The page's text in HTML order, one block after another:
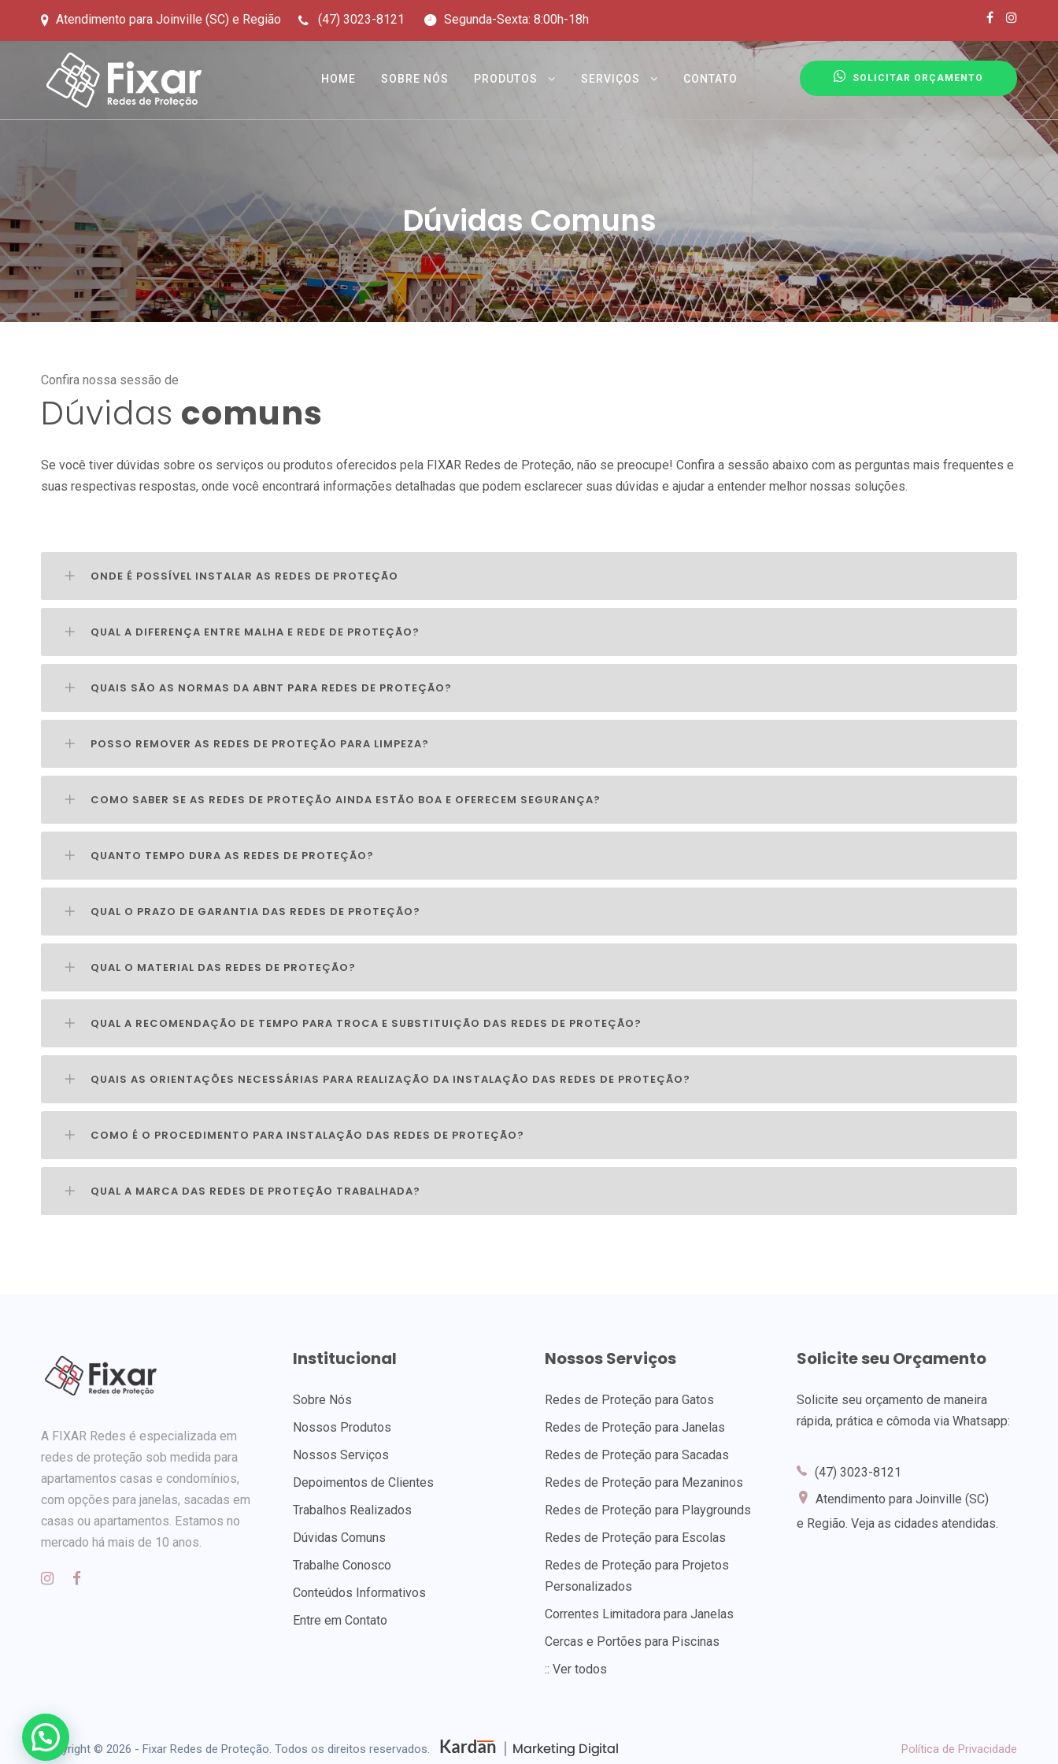
Atendimento para Joinville (SC) e Região (47) 3023-8121 Segunda-Sexta: 8:00h-18h
HOME SOBRE NÓS PRODUTOS SERVIÇOS CONTATO SOLICITAR ORÇAMENTO
Dúvidas Comuns
Confira nossa sessão de
Dúvidas comuns
Se você tiver dúvidas sobre os serviços ou produtos oferecidos pela FIXAR Redes de Proteção, não se preocupe! Confira a sessão abaixo com as perguntas mais frequentes e
suas respectivas respostas, onde você encontrará informações detalhadas que podem esclarecer suas dúvidas e ajudar a entender melhor nossas soluções.
ONDE É POSSÍVEL INSTALAR AS REDES DE PROTEÇÃO
QUAL A DIFERENÇA ENTRE MALHA E REDE DE PROTEÇÃO?
QUAIS SÃO AS NORMAS DA ABNT PARA REDES DE PROTEÇÃO?
POSSO REMOVER AS REDES DE PROTEÇÃO PARA LIMPEZA?
COMO SABER SE AS REDES DE PROTEÇÃO AINDA ESTÃO BOA E OFERECEM SEGURANÇA?
QUANTO TEMPO DURA AS REDES DE PROTEÇÃO?
QUAL O PRAZO DE GARANTIA DAS REDES DE PROTEÇÃO?
QUAL O MATERIAL DAS REDES DE PROTEÇÃO?
QUAL A RECOMENDAÇÃO DE TEMPO PARA TROCA E SUBSTITUIÇÃO DAS REDES DE PROTEÇÃO?
QUAIS AS ORIENTAÇÕES NECESSÁRIAS PARA REALIZAÇÃO DA INSTALAÇÃO DAS REDES DE PROTEÇÃO?
COMO É O PROCEDIMENTO PARA INSTALAÇÃO DAS REDES DE PROTEÇÃO?
QUAL A MARCA DAS REDES DE PROTEÇÃO TRABALHADA?
A FIXAR Redes é especializada em
redes de proteção sob medida para
apartamentos casas e condomínios,
com opções para janelas, sacadas em
casas ou apartamentos. Estamos no
mercado há mais de 10 anos.
Institucional
Sobre Nós
Nossos Produtos
Nossos Serviços
Depoimentos de Clientes
Trabalhos Realizados
Dúvidas Comuns
Trabalhe Conosco
Conteúdos Informativos
Entre em Contato
Nossos Serviços
Redes de Proteção para Gatos
Redes de Proteção para Janelas
Redes de Proteção para Sacadas
Redes de Proteção para Mezaninos
Redes de Proteção para Playgrounds
Redes de Proteção para Escolas
Redes de Proteção para Projetos
Personalizados
Correntes Limitadora para Janelas
Cercas e Portões para Piscinas
:: Ver todos
Solicite seu Orçamento
Solicite seu orçamento de maneira
rápida, prática e cômoda via Whatsapp:
(47) 3023-8121
Atendimento para Joinville (SC)
e Região. Veja as cidades atendidas.
Copyright © 2026 - Fixar Redes de Proteção. Todos os direitos reservados. Política de Privacidade